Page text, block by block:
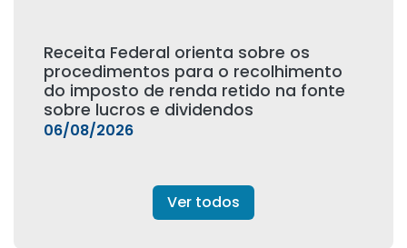
Receita Federal orienta sobre os
procedimentos para o recolhimento
do imposto de renda retido na fonte
sobre lucros e dividendos
06/08/2026
Ver todos